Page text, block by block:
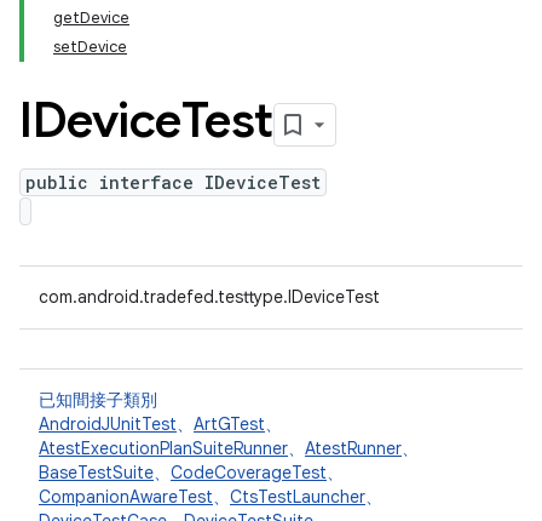
getDevice
setDevice
IDeviceTest
public interface IDeviceTest
com.android.tradefed.testtype.IDeviceTest
已知間接子類別
AndroidJUnitTest、 ArtGTest、
AtestExecutionPlanSuiteRunner、 AtestRunner、
BaseTestSuite、 CodeCoverageTest、
CompanionAwareTest、 CtsTestLauncher、